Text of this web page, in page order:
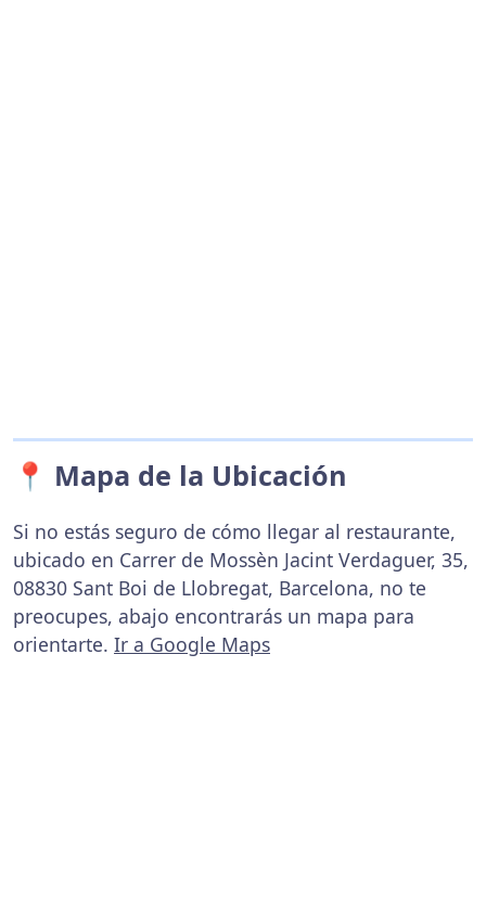
📍 Mapa de la Ubicación
Si no estás seguro de cómo llegar al restaurante,
ubicado en Carrer de Mossèn Jacint Verdaguer, 35,
08830 Sant Boi de Llobregat, Barcelona, no te
preocupes, abajo encontrarás un mapa para
orientarte. Ir a Google Maps